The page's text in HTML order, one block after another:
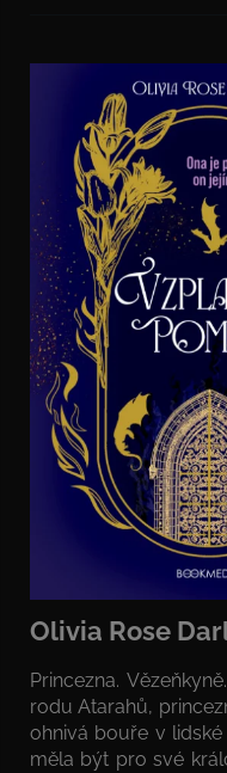
Olivia Rose
Princezna.
rodu Atarahů,
ohnivá bouře v
měla být pro své